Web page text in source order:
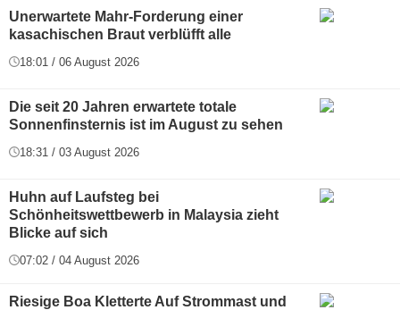
Unerwartete Mahr-Forderung einer
kasachischen Braut verblüfft alle
18:01 / 06 August 2026
Die seit 20 Jahren erwartete totale
Sonnenfinsternis ist im August zu sehen
18:31 / 03 August 2026
Huhn auf Laufsteg bei
Schönheitswettbewerb in Malaysia zieht
Blicke auf sich
07:02 / 04 August 2026
Riesige Boa Kletterte Auf Strommast und